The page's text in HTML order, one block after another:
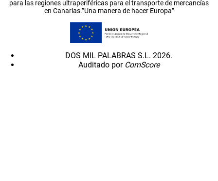
para las regiones ultraperiféricas para el transporte de mercancías
en Canarias.”Una manera de hacer Europa”
DOS MIL PALABRAS S.L. 2026.
Auditado por ComScore